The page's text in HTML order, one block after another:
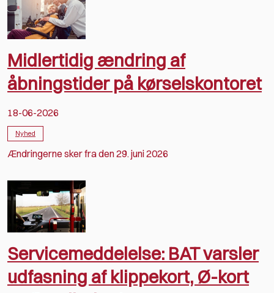
Midlertidig ændring af
åbningstider på kørselskontoret
18-06-2026
Nyhed
Ændringerne sker fra den 29. juni 2026
Servicemeddelelse: BAT varsler
udfasning af klippekort, Ø-kort